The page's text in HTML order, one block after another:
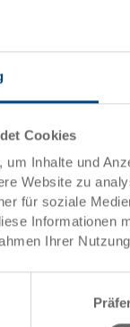
Cookies
um Inhalte und
Website zu
für soziale
Informationen
Ihrer